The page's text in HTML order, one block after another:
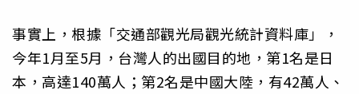
事實上，根據「交通部觀光局觀光統計資料庫」，
今年1月至5月，台灣人的出國目的地，第1名是日
本，高達140萬人；第2名是中國大陸，有42萬人、